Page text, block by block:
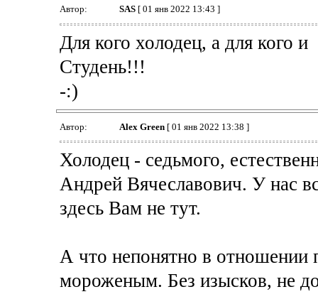
Автор: SAS[ 01 янв 2022 13:43 ]
Для кого холодец, а для кого и
Студень!!!
-:)
Автор: Alex Green[ 01 янв 2022 13:38 ]
Холодец - седьмого,
Андрей Вячеславович. У нас
здесь Вам не тут.
А что непонятно в
мороженым. Без изысков, не